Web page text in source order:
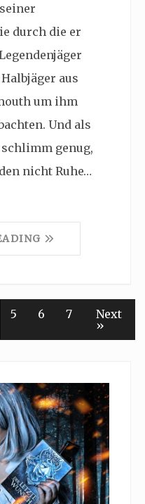
durch die er
aus
um ihm
Und als
genug,
nicht Ruhe…
5 6 7
Next
»